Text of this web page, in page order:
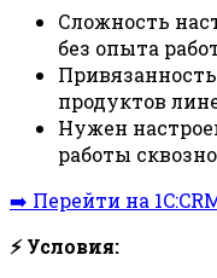
Сложность
без опыта
продуктов
Нужен
работы
➡️ Перейти на
⚡ Условия: